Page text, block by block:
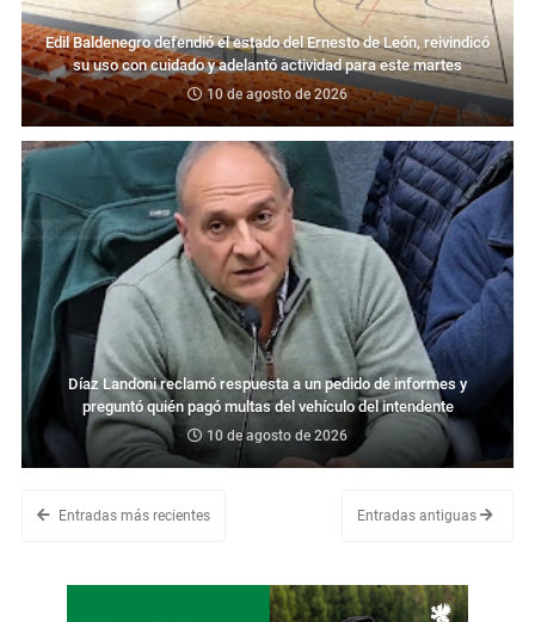
Edil Baldenegro defendió el estado del Ernesto de León, reivindicó
su uso con cuidado y adelantó actividad para este martes
10 de agosto de 2026
Díaz Landoni reclamó respuesta a un pedido de informes y
preguntó quién pagó multas del vehículo del intendente
10 de agosto de 2026
Entradas más recientes Entradas antiguas